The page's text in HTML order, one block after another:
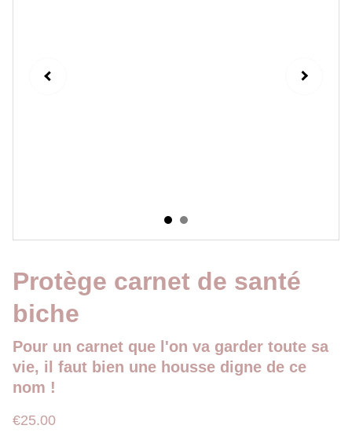
Protège carnet de santé
biche
Pour un carnet que l'on va garder toute sa
vie, il faut bien une housse digne de ce
nom !
€25.00